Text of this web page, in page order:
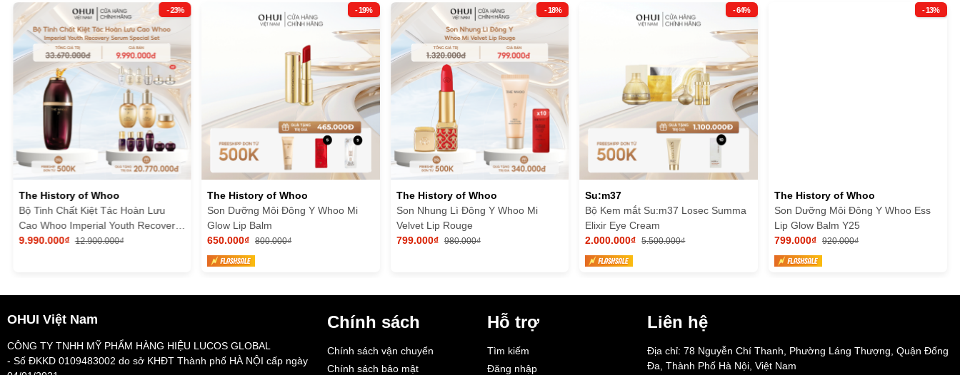
- 23%
The History of Whoo
Bộ Tinh Chất Kiệt Tác Hoàn Lưu
Cao Whoo Imperial Youth Recovery
Serum Special Set
9.990.000₫ 12.900.000₫
- 19%
The History of Whoo
Son Dưỡng Môi Đông Y Whoo Mi
Glow Lip Balm
650.000₫
800.000₫
- 18%
The History of Whoo
Son Nhung Lì Đông Y Whoo Mi
Velvet Lip Rouge
799.000₫ 980.000₫
- 64%
Su:m37
Bộ Kem mắt Su:m37 Losec Summa
Elixir Eye Cream
2.000.000₫
5.500.000₫
- 13%
The History of Whoo
Son Dưỡng Môi Đông Y Whoo Ess
Lip Glow Balm Y25
799.000₫ 920.000₫
OHUI Việt Nam
CÔNG TY TNHH MỸ PHẨM HÀNG HIỆU LUCOS GLOBAL
- Số ĐKKD 0109483002 do sở KHĐT Thành phố HÀ NỘI cấp ngày
Chính sách
Chính sách vận chuyển
Chính sách bảo mật
Hỗ trợ
Tìm kiếm
Đăng nhập
Liên hệ
Địa chỉ: 78 Nguyễn Chí Thanh, Phường Láng Thượng, Quận Đống
Đa, Thành Phố Hà Nội, Việt Nam